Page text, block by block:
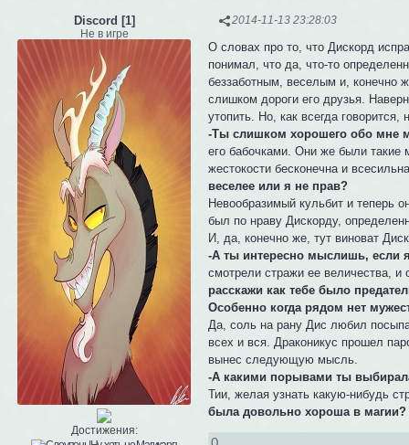
2014-11-13 23:28:03
Discord [1]
Не в игре
Достижения:
О словах про то, что Дискорд
понимал, что да, что-то
беззаботным, веселым и, конечно
слишком дороги его друзья.
утопить. Но, как всегда говорится,
-Ты слишком хорошего обо мне
его бабочками. Они же были такие
жестокости бесконечна и
веселее или я не прав?
Невообразимый кульбит и теперь
был по нраву Дискорду,
И, да, конечно же, тут виноват
-А ты интересно мыслишь, если
смотрели стражи ее величества,
расскажи как тебе было
Особенно когда рядом нет
Да, соль на рану Дис любил
всех и вся. Драконикус прошел
вынес следующую мысль.
-А какими порывами ты
Тии, желая узнать какую-нибудь
была довольно хороша в магии?